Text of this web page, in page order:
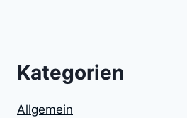
Kategorien
Allgemein